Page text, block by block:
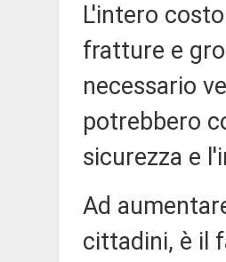
L'intero
fratture e
necessario
potrebbero
sicurezza e
Ad
cittadini, è il